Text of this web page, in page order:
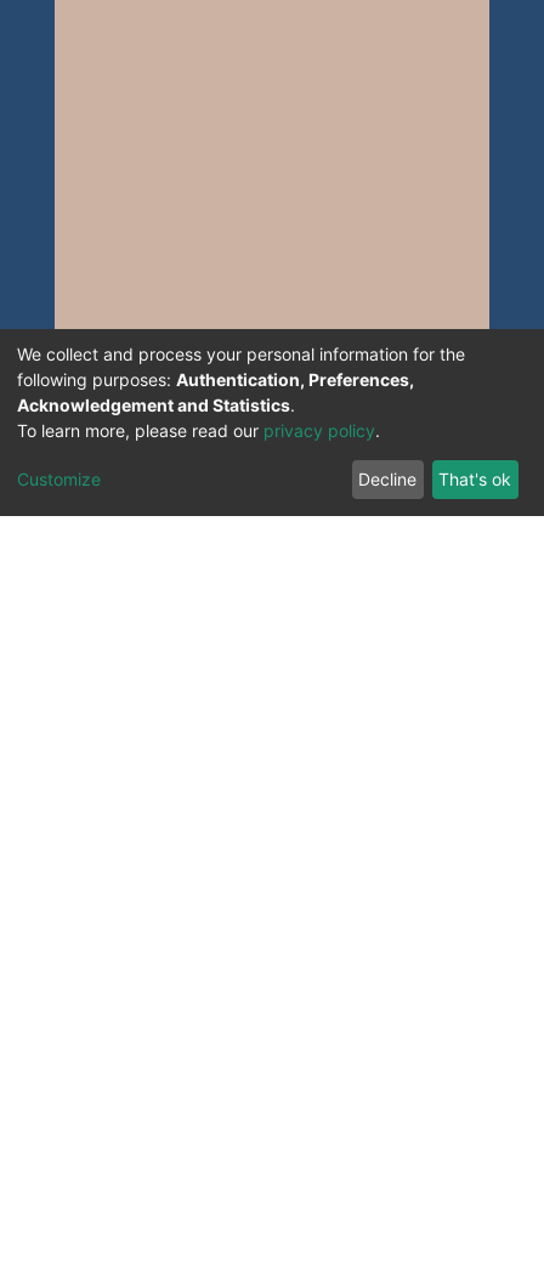
We collect and process your personal information for the
following purposes: Authentication, Preferences,
Acknowledgement and Statistics.
To learn more, please read our privacy policy.
Customize Decline That's ok